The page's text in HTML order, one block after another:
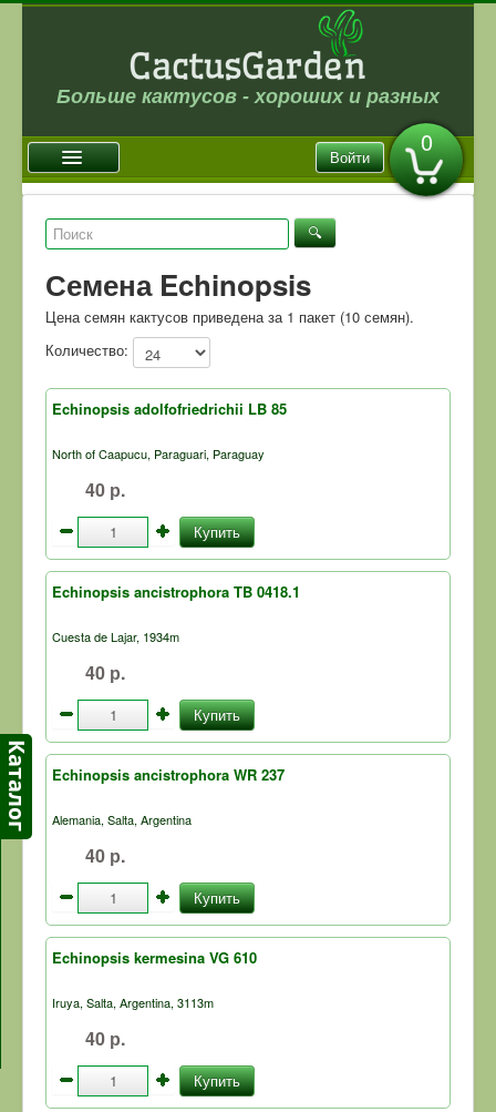
Больше кактусов - хороших и разных
0
Войти
Главная
Новости
Галерея
Магазин
Оплата и доставка
Отзывы
Контакты
Семена Echinopsis
Цена семян кактусов приведена за 1 пакет (10 семян).
Количество:
Echinopsis adolfofriedrichii LB 85
North of Caapucu, Paraguari, Paraguay
40 р.
Купить
Echinopsis ancistrophora TB 0418.1
Cuesta de Lajar, 1934m
40 р.
Купить
Echinopsis ancistrophora WR 237
Alemania, Salta, Argentina
40 р.
Купить
Echinopsis kermesina VG 610
Iruya, Salta, Argentina, 3113m
40 р.
Купить